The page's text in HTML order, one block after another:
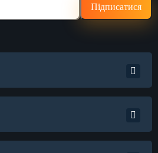
Підписатися